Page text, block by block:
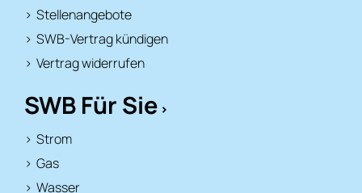
Stellenangebote
SWB-Vertrag kündigen
Vertrag widerrufen
SWB Für Sie
Strom
Gas
Wasser